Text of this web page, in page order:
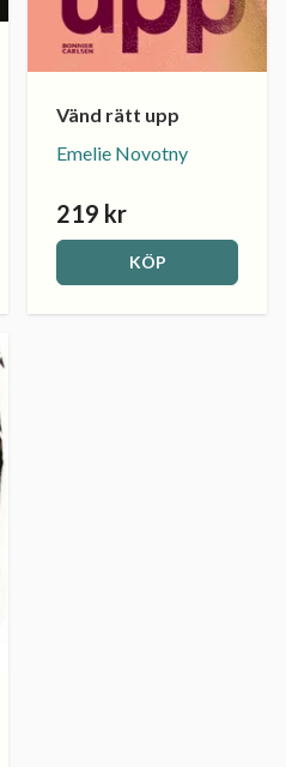
Vänd rätt upp
Emelie Novotny
219 kr
KÖP